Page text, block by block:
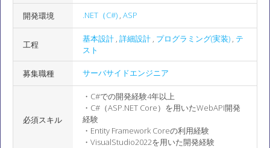
開発環境 .NET（C#) , ASP
工程
基本設計 , 詳細設計 , プログラミング(実装) , テ
スト
募集職種 サーバサイドエンジニア
必須スキル
・C#での開発経験4年以上
・C#（ASP.NET Core）を用いたWebAPI開発
経験
・Entity Framework Coreの利用経験
・VisualStudio2022を用いた開発経験